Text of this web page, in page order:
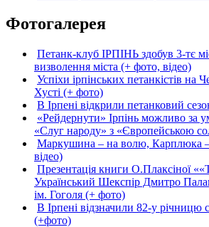
Фотогалерея
Петанк-клуб ІРПІНЬ здобув 3-тє
визволення міста (+ фото, відео)
Успіхи ірпінських петанкістів на
Хусті (+ фото)
В Ірпені відкрили петанковий
«Рейдернути» Ірпінь можливо за
«Слуг народу» з «Європейською
Маркушина – на волю, Карплюка
відео)
Презентація книги О.Плаксіної
Український Шекспір Дмитро
ім. Гоголя (+ фото)
В Ірпені відзначили 82-у
(+фото)